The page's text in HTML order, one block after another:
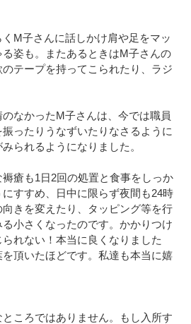
М子さんに話しかけ肩や足をマッ
姿も。またあるときはМ子さんの
テープを持ってこられたり、ラジ
なかったМ子さんは、今では職員
ったりうなずいたりなさるように
られるようになりました。
瘡も1日2回の処置と食事をしっか
すすめ、日中に限らず夜間も24時
きを変えたり、タッピング等を行
小さくなったのです。かかりつけ
れない！本当に良くなりました
頂いたほどです。私達も本当に嬉
ころではありません。もし入所す